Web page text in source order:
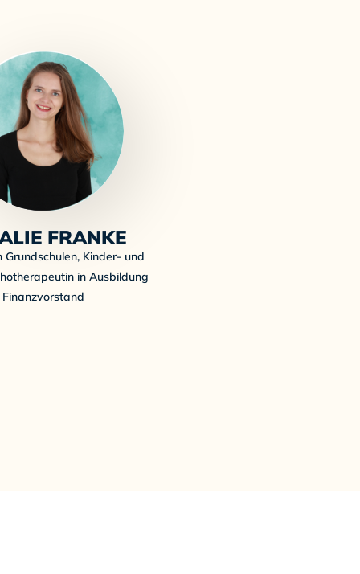
FRANKE
Grundschulen, Kinder- und
in Ausbildung
Finanzvorstand